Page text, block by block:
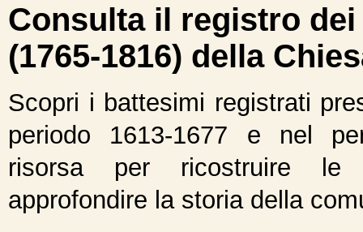
Consulta il registro dei
(1765-1816) della
Scopri i battesimi registrati
periodo 1613-1677 e nel
risorsa per ricostruire le
approfondire la storia della